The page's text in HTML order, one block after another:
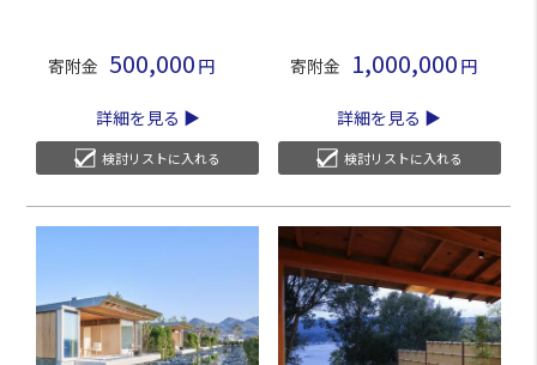
寄附金 500,000
詳細を見る
検討リストに入れる
寄附金 1,000,000
詳細を見る
検討リストに入れる